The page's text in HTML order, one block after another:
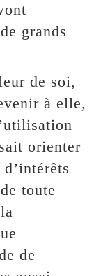
grands
de soi,
à elle,
orienter
toute
de